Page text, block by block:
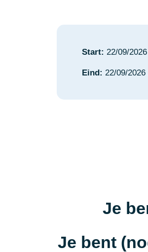
Start: 22/09/
Eind: 22/09/2026
Je
Je bent